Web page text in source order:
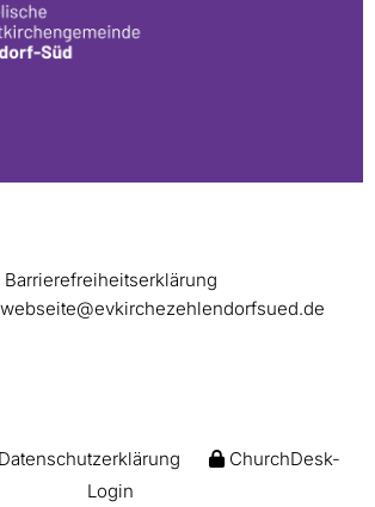
Barrierefreiheitserklärung
webseite@evkirchezehlendorfsued.de
Datenschutzerklärung
ChurchDesk-
Login